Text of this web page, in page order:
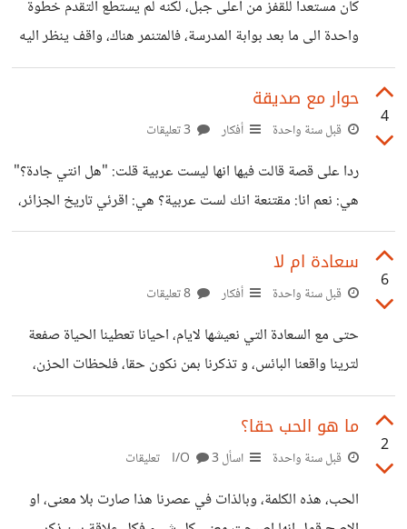
كان مستعدا للقفز من أعلى جبل، لكنه لم يستطع التقدم خطوة
واحدة الى ما بعد بوابة المدرسة، فالمتنمر هناك، واقف ينظر اليه
متوعدا بألم سيجعله يبيت ليلة أرق مصحوبة بألم في أضلاعه،
قال محدثا نفسه وهو يحدق بالبوابة امامه: "لم لا ألكمه أيضا، هو
ليس أكبر بنية مني إن رفعت يدي فقط وسددت اللكمة، سيسقطا
التحرر و الاستقلال" لكن من يخدع، لم تكن المسألة متعلقة
بالشجاعة، او القوة، فلم
4
حوار مع صديقة
قبل سنة واحدة أفكار
ردا على قصة قالت فيها انها ليست عربية قلت: "هل انتي جادة؟"
هي: نعم انا: مقتنعة انك لست عربية؟ هي: اقرئي تاريخ الجزائر،
من قال انها عربية؟ الجزائر خليط اجناس حسب البحث
التاريخي. انا: 🤦‍♀️وإن يكن، انا الان من جنوب افريقيا؟(قلت ذلك
لانني من ولاية جنوب الجزائر وهي من الشمال) هي: العرب
البشرة. هي: العرب اصلهم الشرق الاوسط والخليج وبلاد الشام
لكن الجزائر اصلها امازيغي واصبح فيها عرب وثقافة
6
سعادة ام لا
قبل سنة واحدة أفكار
حتى مع السعادة التي نعيشها لايام، احيانا تعطينا الحياة صفعة
لترينا واقعنا البائس، و تذكرنا بمن نكون حقا، فلحظات الحزن،
الغضب، الحب والعشق احيانا، تخرج جوهرنا الحقيقي، خالصا
صافيا دون شوائب، تلك التي نضيفها ونجبر انفسنا على تصديق
انها ما يجعلنا "مثاليين" في نظر المجتمع، و حتى لو لم نكن ندرك
الحياة تصفعنا... وتلك الصفعة...ربما هي لمصلحتنا...
2
ما هو الحب حقا؟
قبل سنة واحدة اسأل I/O 3 تعليقات
الحب، هذه الكلمة، وبالذات في عصرنا هذا صارت بلا معنى، او